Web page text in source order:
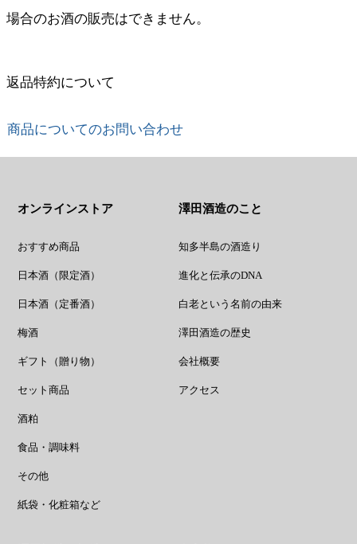
場合のお酒の販売はできません。
返品特約について
商品についてのお問い合わせ
オンラインストア
おすすめ商品
日本酒（限定酒）
日本酒（定番酒）
梅酒
ギフト（贈り物）
セット商品
酒粕
食品・調味料
その他
紙袋・化粧箱など
澤田酒造のこと
知多半島の酒造り
進化と伝承のDNA
白老という名前の由来
澤田酒造の歴史
会社概要
アクセス